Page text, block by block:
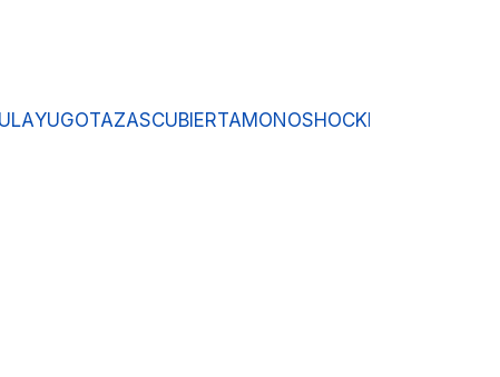
YUGOTAZASCUBIERTAMONOSHOCK